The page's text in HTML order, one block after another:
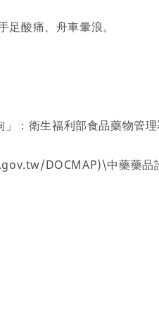
酸痛、舟車暈浪。
」：衛生福利部食品藥
DOCMAP)\中藥藥品